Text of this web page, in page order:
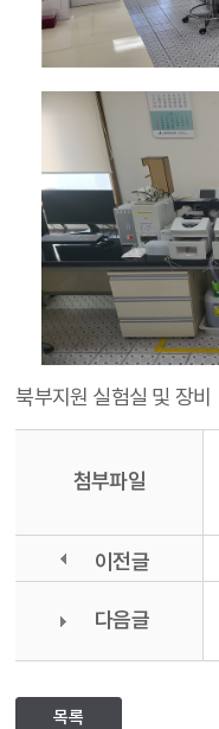
북부지원 실험실 및 장비
첨부파일
이전글
다음글
목록